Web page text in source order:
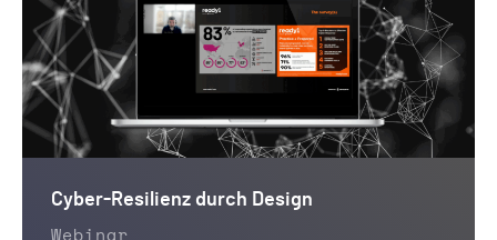
Cyber-Resilienz durch Design
Webinar